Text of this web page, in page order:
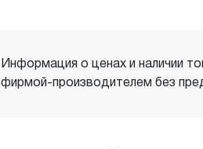
Информация о ценах и наличии
фирмой-производителем без